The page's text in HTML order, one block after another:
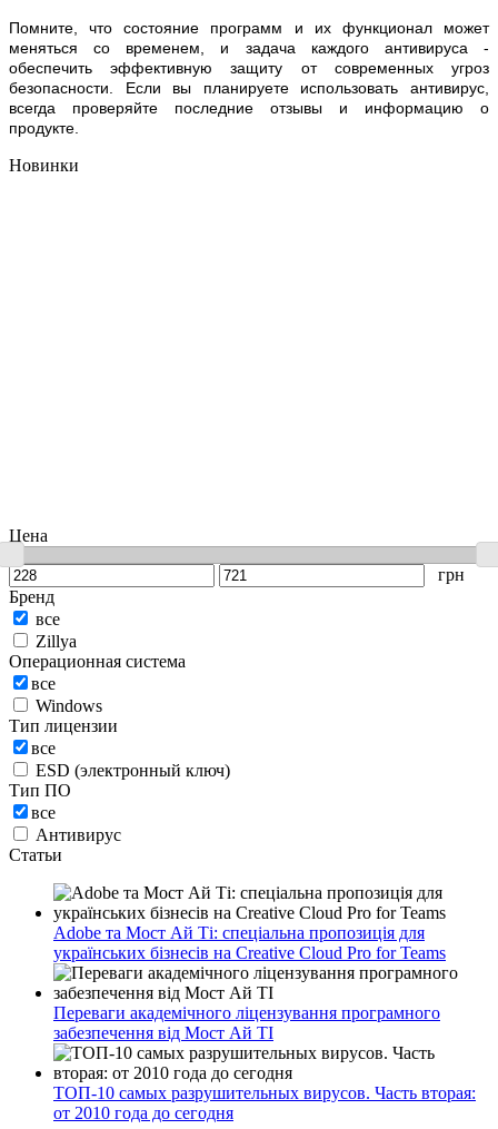
Помните, что состояние программ и их функционал может
меняться со временем, и задача каждого антивируса -
обеспечить эффективную защиту от современных угроз
безопасности. Если вы планируете использовать антивирус,
всегда проверяйте последние отзывы и информацию о
продукте.
Новинки
Цена
грн
Бренд
все
Zillya
Операционная система
все
Windows
Тип лицензии
все
ESD (электронный ключ)
Тип ПО
все
Антивирус
Статьи
Adobe та Мост Ай Ті: спеціальна пропозиція для
українських бізнесів на Creative Cloud Pro for Teams
Переваги академічного ліцензування програмного
забезпечення від Мост Ай ТІ
ТОП-10 самых разрушительных вирусов. Часть вторая:
от 2010 года до сегодня